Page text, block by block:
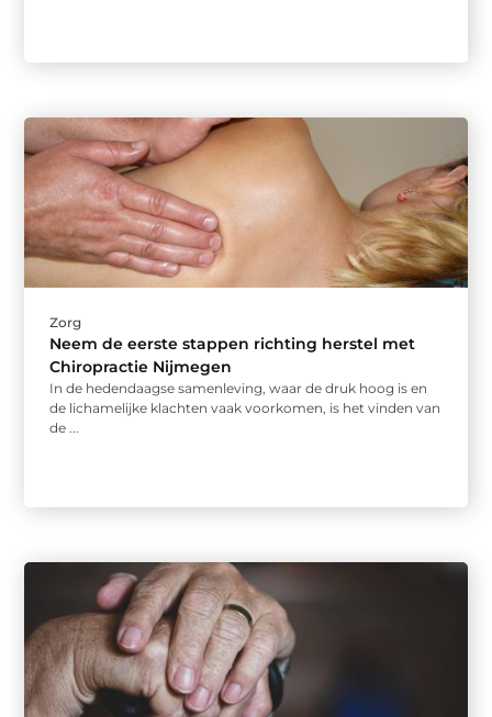
Zorg
Neem de eerste stappen richting herstel met
Chiropractie Nijmegen
In de hedendaagse samenleving, waar de druk hoog is en
de lichamelijke klachten vaak voorkomen, is het vinden van
de ...